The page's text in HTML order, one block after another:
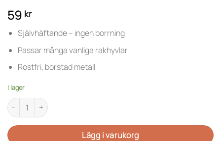
4.89av 5
kundrecensioner
59 kr
Självhäftande – ingen borrning
Passar många vanliga rakhyvlar
Rostfri, borstad metall
I lager
Rakhyvelshållare – Självhäftande i borstad metall mängd
Lägg i varukorg